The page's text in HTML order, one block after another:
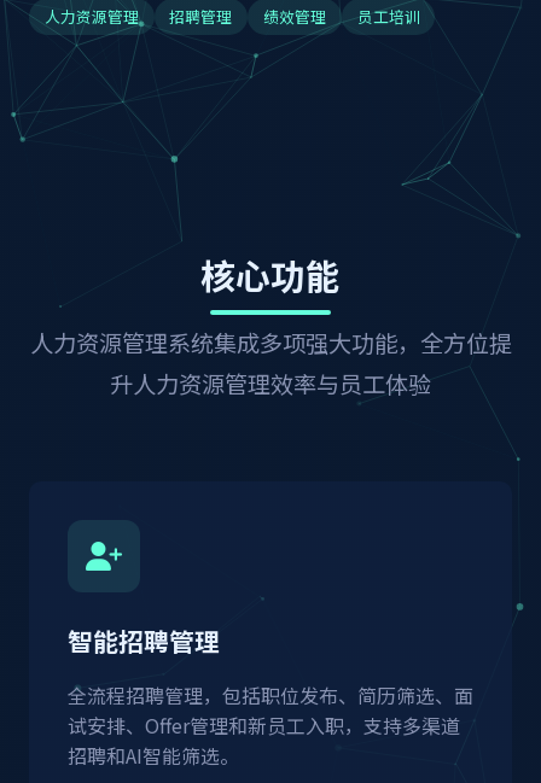
人力资源管理 招聘管理 绩效管理 员工培训
核心功能
人力资源管理系统集成多项强大功能，全方位提
升人力资源管理效率与员工体验
智能招聘管理
全流程招聘管理，包括职位发布、简历筛选、面
试安排、Offer管理和新员工入职，支持多渠道
招聘和AI智能筛选。